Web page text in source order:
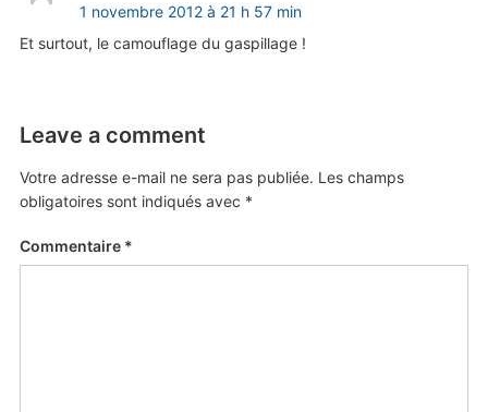
1 novembre 2012 à 21 h 57 min
Et surtout, le camouflage du gaspillage !
Leave a comment
Votre adresse e-mail ne sera pas publiée. Les champs
obligatoires sont indiqués avec *
Commentaire *